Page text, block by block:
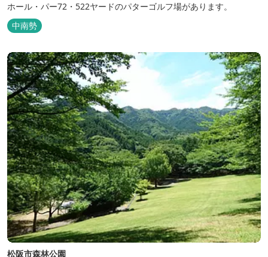
ホール・パー72・522ヤードのパターゴルフ場があります。
中南勢
松阪市森林公園